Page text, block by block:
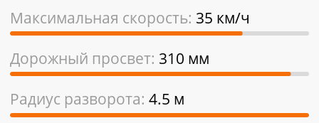
Максимальная скорость: 35 км/ч
Дорожный просвет: 310 мм
Радиус разворота: 4.5 м